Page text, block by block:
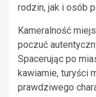
rodzin, jak i osób
Kameralność
poczuć
Spacerując po
kawiarnie, turyści
prawdziwego